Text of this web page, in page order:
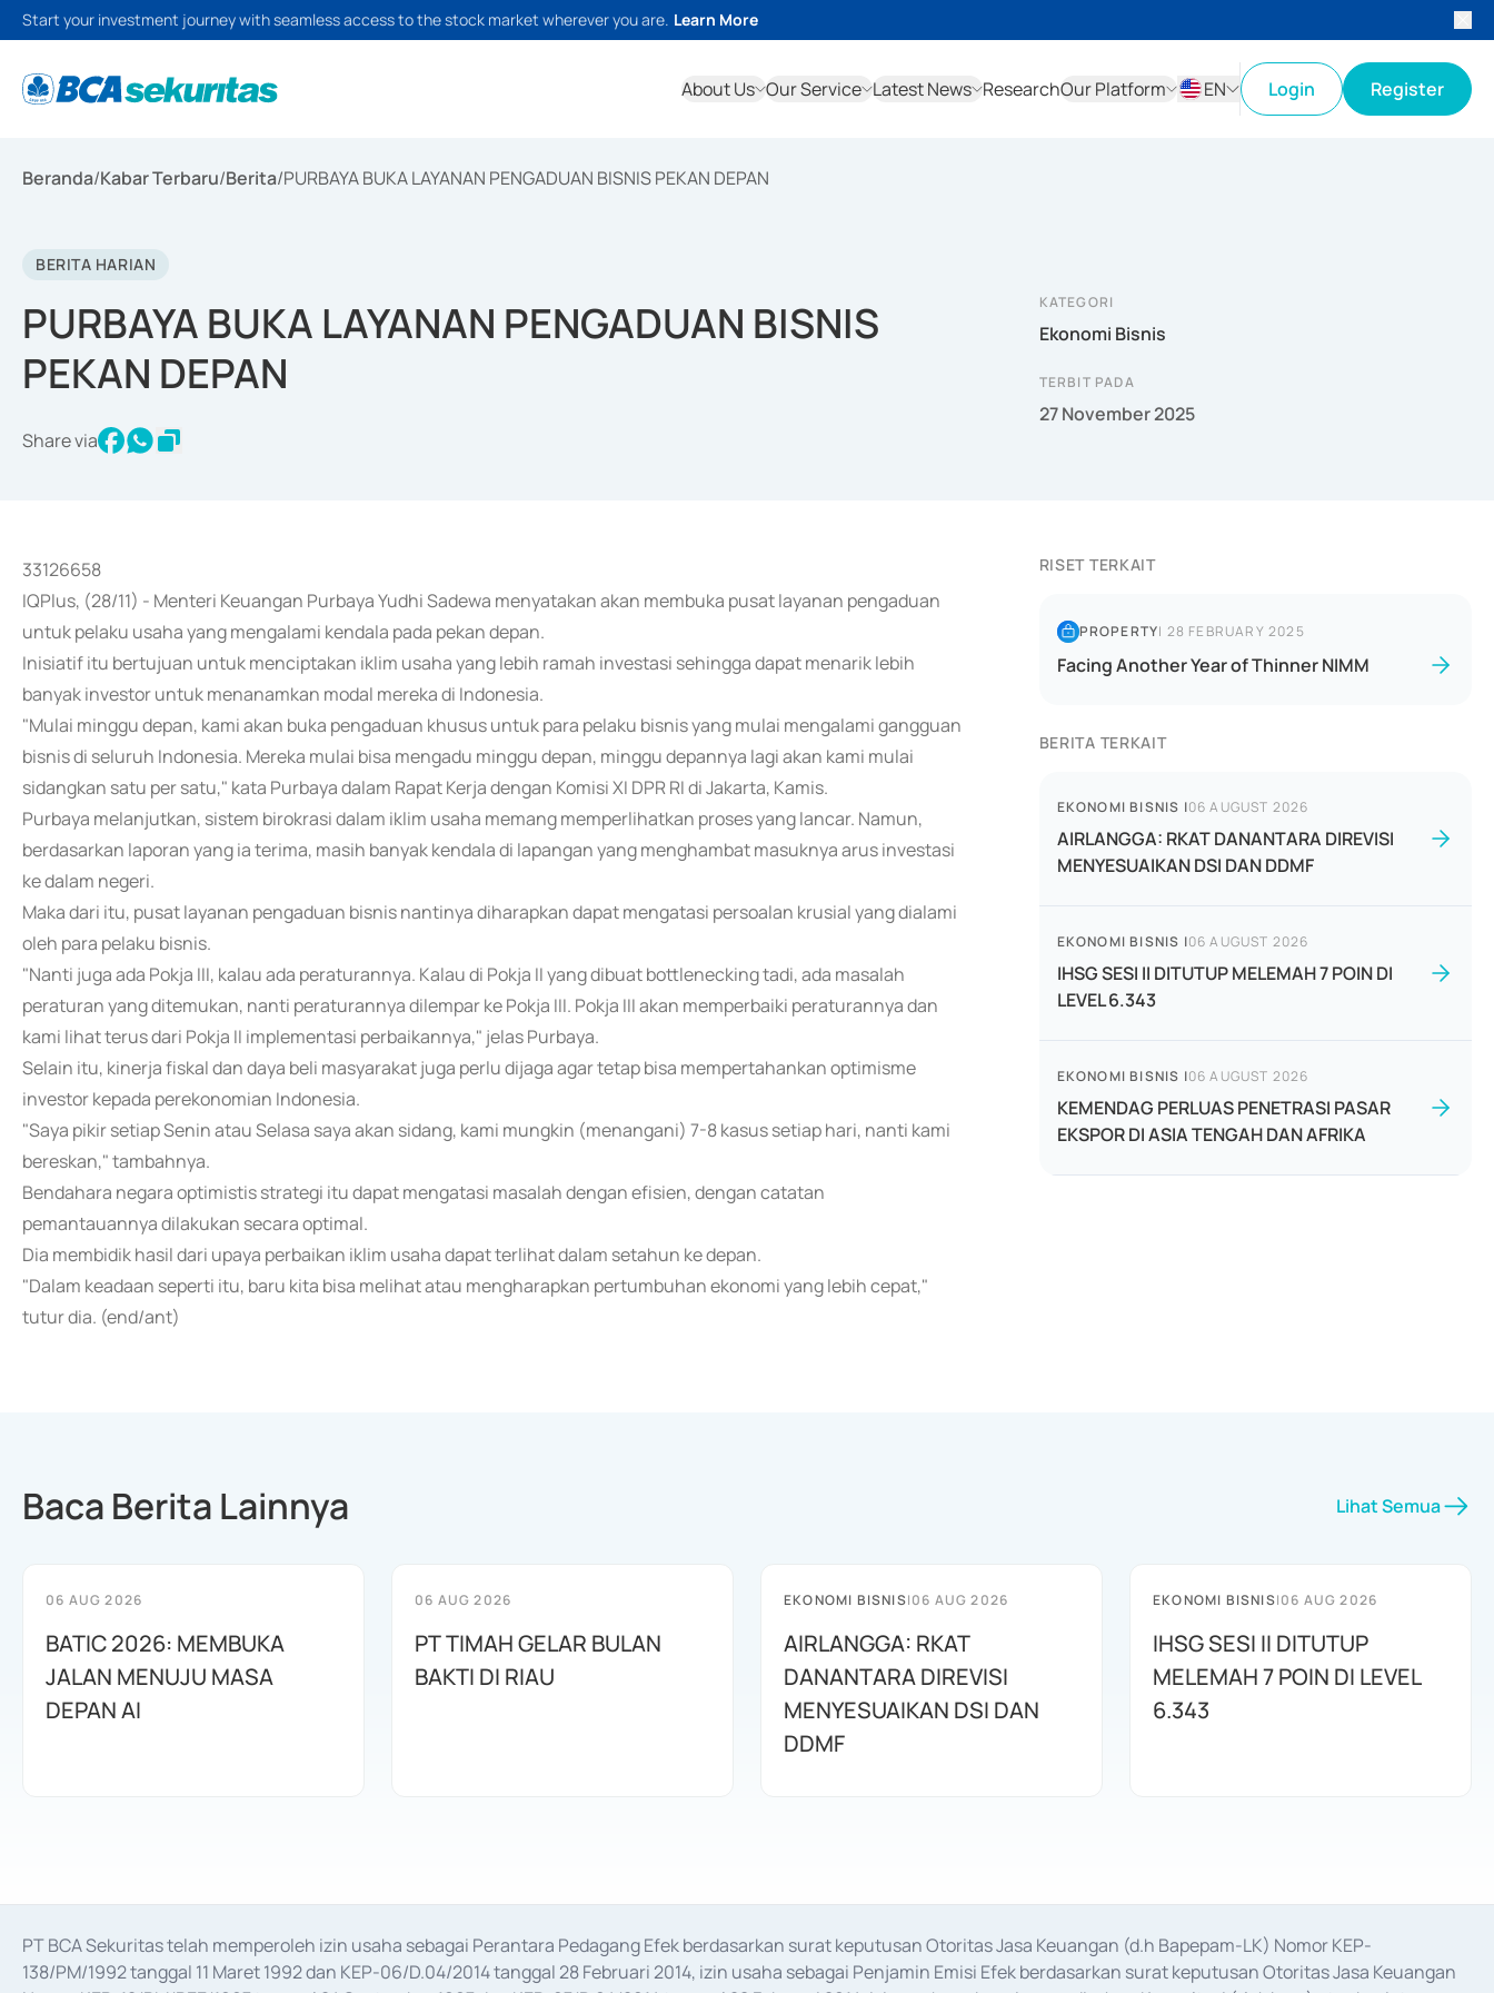
Start your investment journey with seamless access to the stock market wherever you are. Learn More
About Us Our Service Latest News ResearchOur Platform
EN
Login Register
Beranda/Kabar Terbaru/Berita/PURBAYA BUKA LAYANAN PENGADUAN BISNIS PEKAN DEPAN
BERITA HARIAN
PURBAYA BUKA LAYANAN PENGADUAN BISNIS
PEKAN DEPAN
Share via
KATEGORI
Ekonomi Bisnis
TERBIT PADA
27 November 2025
33126658
IQPlus, (28/11) - Menteri Keuangan Purbaya Yudhi Sadewa menyatakan akan membuka pusat layanan pengaduan
untuk pelaku usaha yang mengalami kendala pada pekan depan.
Inisiatif itu bertujuan untuk menciptakan iklim usaha yang lebih ramah investasi sehingga dapat menarik lebih
banyak investor untuk menanamkan modal mereka di Indonesia.
"Mulai minggu depan, kami akan buka pengaduan khusus untuk para pelaku bisnis yang mulai mengalami gangguan
bisnis di seluruh Indonesia. Mereka mulai bisa mengadu minggu depan, minggu depannya lagi akan kami mulai
sidangkan satu per satu," kata Purbaya dalam Rapat Kerja dengan Komisi XI DPR RI di Jakarta, Kamis.
Purbaya melanjutkan, sistem birokrasi dalam iklim usaha memang memperlihatkan proses yang lancar. Namun,
berdasarkan laporan yang ia terima, masih banyak kendala di lapangan yang menghambat masuknya arus investasi
ke dalam negeri.
Maka dari itu, pusat layanan pengaduan bisnis nantinya diharapkan dapat mengatasi persoalan krusial yang dialami
oleh para pelaku bisnis.
"Nanti juga ada Pokja III, kalau ada peraturannya. Kalau di Pokja II yang dibuat bottlenecking tadi, ada masalah
peraturan yang ditemukan, nanti peraturannya dilempar ke Pokja III. Pokja III akan memperbaiki peraturannya dan
kami lihat terus dari Pokja II implementasi perbaikannya," jelas Purbaya.
Selain itu, kinerja fiskal dan daya beli masyarakat juga perlu dijaga agar tetap bisa mempertahankan optimisme
investor kepada perekonomian Indonesia.
"Saya pikir setiap Senin atau Selasa saya akan sidang, kami mungkin (menangani) 7-8 kasus setiap hari, nanti kami
bereskan," tambahnya.
Bendahara negara optimistis strategi itu dapat mengatasi masalah dengan efisien, dengan catatan
pemantauannya dilakukan secara optimal.
Dia membidik hasil dari upaya perbaikan iklim usaha dapat terlihat dalam setahun ke depan.
"Dalam keadaan seperti itu, baru kita bisa melihat atau mengharapkan pertumbuhan ekonomi yang lebih cepat,"
tutur dia. (end/ant)
RISET TERKAIT
PROPERTY| 28 FEBRUARY 2025
Facing Another Year of Thinner NIMM
BERITA TERKAIT
EKONOMI BISNIS |06 AUGUST 2026
AIRLANGGA: RKAT DANANTARA DIREVISI
MENYESUAIKAN DSI DAN DDMF
EKONOMI BISNIS |06 AUGUST 2026
IHSG SESI II DITUTUP MELEMAH 7 POIN DI
LEVEL 6.343
EKONOMI BISNIS |06 AUGUST 2026
KEMENDAG PERLUAS PENETRASI PASAR
EKSPOR DI ASIA TENGAH DAN AFRIKA
Baca Berita Lainnya Lihat Semua
06 AUG 2026
BATIC 2026: MEMBUKA
JALAN MENUJU MASA
DEPAN AI
06 AUG 2026
PT TIMAH GELAR BULAN
BAKTI DI RIAU
EKONOMI BISNIS|06 AUG 2026
AIRLANGGA: RKAT
DANANTARA DIREVISI
MENYESUAIKAN DSI DAN
DDMF
EKONOMI BISNIS|06 AUG 2026
IHSG SESI II DITUTUP
MELEMAH 7 POIN DI LEVEL
6.343
PT BCA Sekuritas telah memperoleh izin usaha sebagai Perantara Pedagang Efek berdasarkan surat keputusan Otoritas Jasa Keuangan (d.h Bapepam-LK) Nomor KEP-
138/PM/1992 tanggal 11 Maret 1992 dan KEP-06/D.04/2014 tanggal 28 Februari 2014, izin usaha sebagai Penjamin Emisi Efek berdasarkan surat keputusan Otoritas Jasa Keuangan